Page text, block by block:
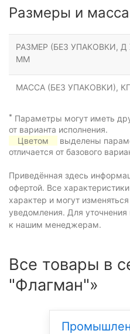
Размеры и масса
РАЗМЕР (БЕЗ УПАКОВКИ, Д
ММ
МАССА (БЕЗ УПАКОВКИ), КГ
* Параметры могут иметь
от варианта исполнения.
Цветом
выделены
отличается от базового
Приведённая здесь
офертой. Все
характер и могут
уведомления. Для уточнения
к нашим менеджерам.
Все товары в
"Флагман"»